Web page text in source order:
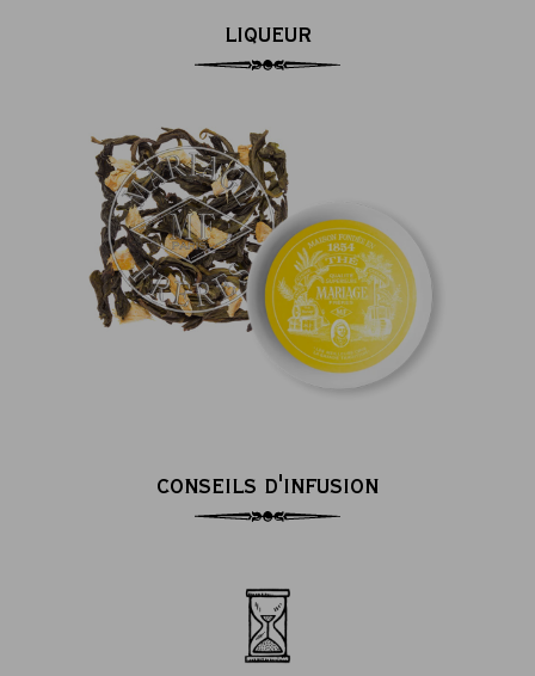
LIQUEUR
CONSEILS D'INFUSION